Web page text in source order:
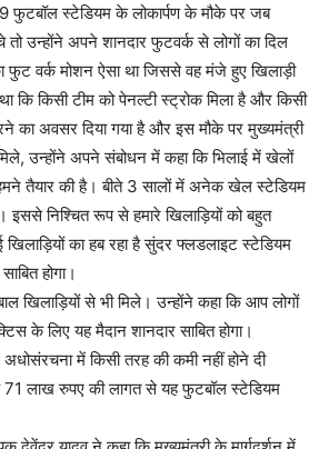
फुटबॉल स्टेडियम के लोकार्पण के मौके पर जब
उन्होंने अपने शानदार फुटवर्क से लोगों का दिल
फुट वर्क मोशन ऐसा था जिससे वह मंजे हुए खिलाड़ी
कि किसी टीम को पेनल्टी स्ट्रोक मिला है और किसी
का अवसर दिया गया है और इस मौके पर मुख्यमंत्री
उन्होंने अपने संबोधन में कहा कि भिलाई में खेलों
तैयार की है। बीते 3 सालों में अनेक खेल स्टेडियम
इससे निश्चित रूप से हमारे खिलाड़ियों को बहुत
खिलाड़ियों का हब रहा है सुंदर फ्लडलाइट स्टेडियम
होगा।
खिलाड़ियों से भी मिले। उन्होंने कहा कि आप लोगों
के लिए यह मैदान शानदार साबित होगा।
में किसी तरह की कमी नहीं होने दी
लाख रुपए की लागत से यह फुटबॉल स्टेडियम